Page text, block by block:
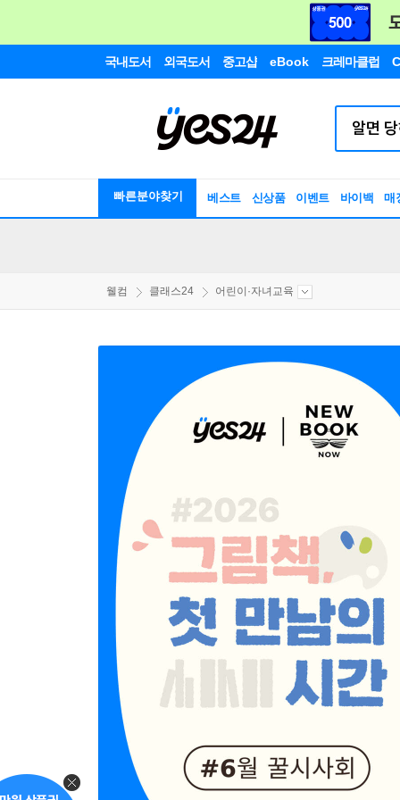
국내도서 외국도서 중고샵 eBook 크레마클럽
빠른분야찾기 베스트 신상품 이벤트 바이백 매
웰컴 클래스24 어린이·자녀교육